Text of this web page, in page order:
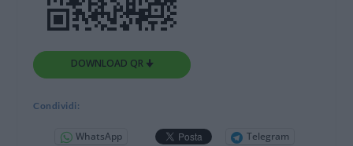
DOWNLOAD QR 🠋
Condividi:
WhatsApp
Telegram